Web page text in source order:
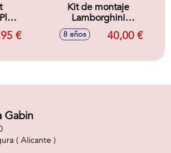
y €
Kit de montaje
Lamborghini
Huracán con mas
de 190
8 años 40,00 €
Gabin
( Alicante )